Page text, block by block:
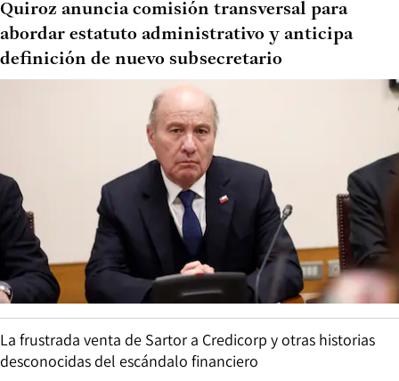
Quiroz anuncia comisión transversal para
abordar estatuto administrativo y anticipa
definición de nuevo subsecretario
La frustrada venta de Sartor a Credicorp y otras historias
desconocidas del escándalo financiero